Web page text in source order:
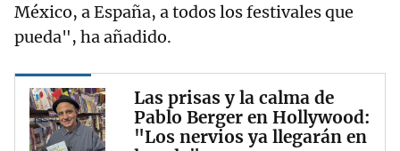
México, a España, a todos los festivales que
pueda", ha añadido.
Las prisas y la calma de
Pablo Berger en Hollywood:
"Los nervios ya llegarán en